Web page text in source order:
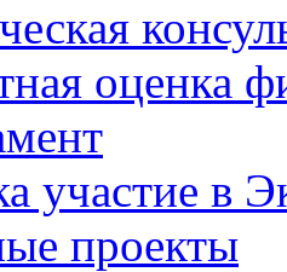
оценка
участие в
проекты